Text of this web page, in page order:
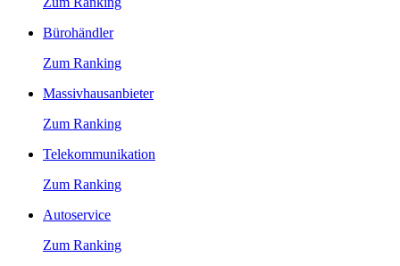
Bürohändler
Zum Ranking
Massivhausanbieter
Zum Ranking
Telekommunikation
Zum Ranking
Autoservice
Zum Ranking